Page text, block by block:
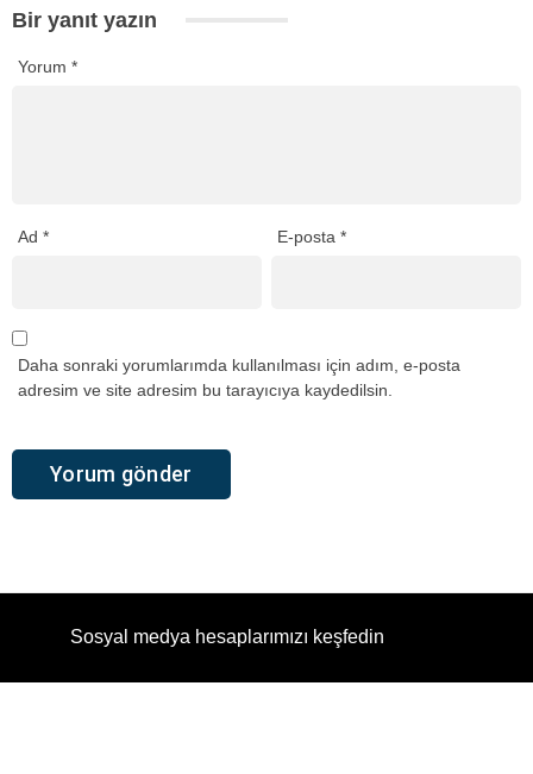
Bir yanıt yazın
Yorum *
Ad * E-posta*
Daha sonraki yorumlarımda kullanılması için adım, e-posta
adresim ve site adresim bu tarayıcıya kaydedilsin.
Sosyal medya hesaplarımızı keşfedin